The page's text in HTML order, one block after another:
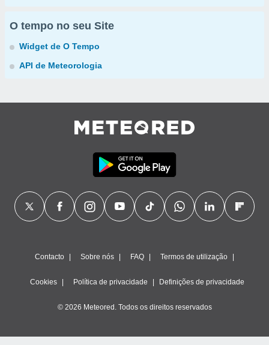
O tempo no seu Site
Widget de O Tempo
API de Meteorologia
Contacto Sobre nós FAQ Termos de utilização
Cookies Política de privacidade Definições de privacidade
© 2026 Meteored. Todos os direitos reservados